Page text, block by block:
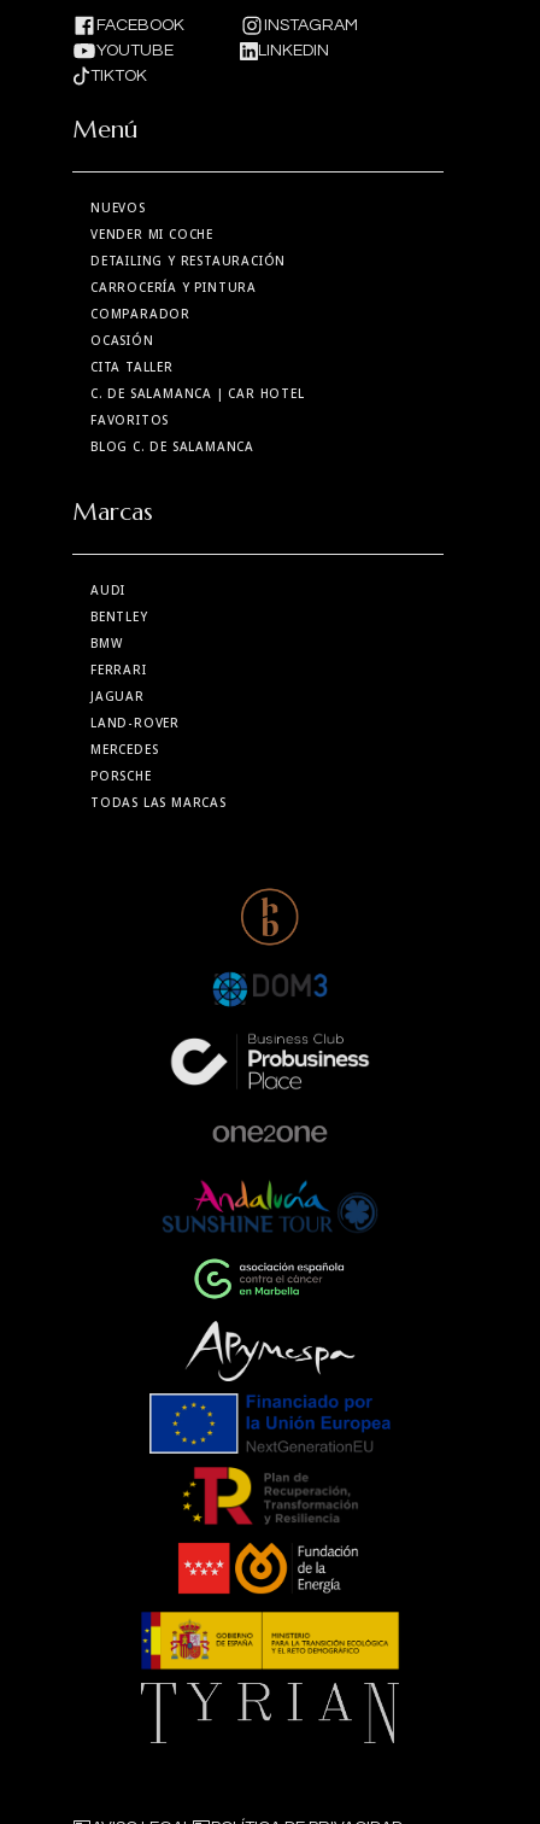
FACEBOOK
INSTAGRAM
YOUTUBE
LINKEDIN
TIKTOK
Menú
NUEVOS
VENDER MI COCHE
DETAILING Y RESTAURACIÓN
CARROCERÍA Y PINTURA
COMPARADOR
OCASIÓN
CITA TALLER
C. DE SALAMANCA | CAR HOTEL
FAVORITOS
BLOG C. DE SALAMANCA
Marcas
AUDI
BENTLEY
BMW
FERRARI
JAGUAR
LAND-ROVER
MERCEDES
PORSCHE
TODAS LAS MARCAS